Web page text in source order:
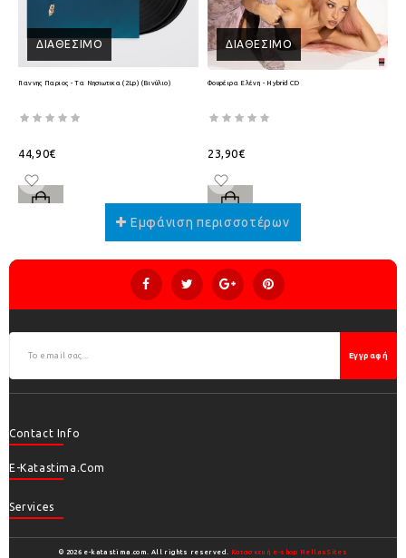
ΔΙΑΘΈΣΙΜΟ
Γιαννης Παριος - Τα Νησιωτικα (2Lp) (Βινύλιο)
44,90€
ΔΙΑΘΈΣΙΜΟ
Φουρέιρα Ελένη - Hybrid CD
23,90€
Εγγραφή
Contact Info
E-Katastima.com
Services
© 2026 e-katastima.com. All rights reserved. Κατασκευή e-shop HellasSites